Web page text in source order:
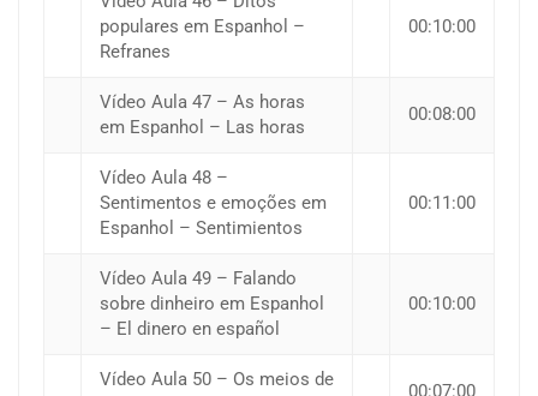
populares em Espanhol –
Refranes
00:10:00
Vídeo Aula 47 – As horas
em Espanhol – Las horas
00:08:00
Vídeo Aula 48 –
Sentimentos e emoções em
Espanhol – Sentimientos
00:11:00
Vídeo Aula 49 – Falando
sobre dinheiro em Espanhol
– El dinero en español
00:10:00
Vídeo Aula 50 – Os meios de
00:07:00